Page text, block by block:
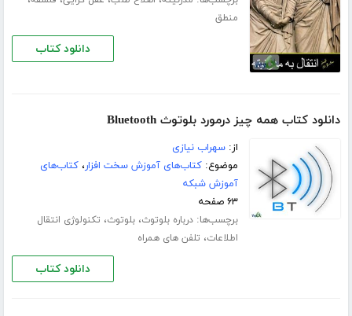
منطق
دانلود کتاب
دانلود کتاب همه چیز درمورد بلوتوث Bluetooth
از:سهراب نیازی
موضوع:کتاب‌های آموزش سخت افزار،کتاب‌های
آموزش شبکه
۶۳ صفحه
برچسب‌ها:درباره بلوتوث،بلوتوث، تکنولوژی انتقال
اطلاعات، تلفن های همراه
دانلود کتاب